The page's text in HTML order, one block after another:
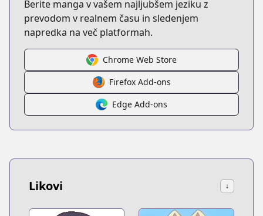
Berite manga v vašem najljubšem jeziku z
prevodom v realnem času in sledenjem
napredka na več platformah.
Chrome Web Store
Firefox Add-ons
Edge Add-ons
Likovi ↓